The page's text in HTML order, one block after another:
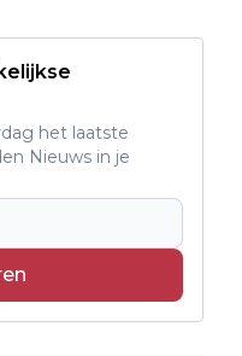
het laatste
Nieuws in je